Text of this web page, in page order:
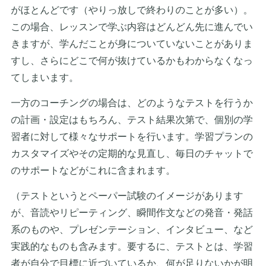
がほとんどです（やりっ放しで終わりのことが多い）。
この場合、レッスンで学ぶ内容はどんどん先に進んでい
きますが、学んだことが身についていないことがありま
すし、さらにどこで何が抜けているかもわからなくなっ
てしまいます。
一方のコーチングの場合は、どのようなテストを行うか
の計画・設定はもちろん、テスト結果次第で、個別の学
習者に対して様々なサポートを行います。学習プランの
カスタマイズやその定期的な見直し、毎日のチャットで
のサポートなどがこれに含まれます。
（テストというとペーパー試験のイメージがあります
が、音読やリピーティング、瞬間作文などの発音・発話
系のものや、プレゼンテーション、インタビュー、など
実践的なものも含みます。要するに、テストとは、学習
者が自分で目標に近づいているか、何が足りないかが明